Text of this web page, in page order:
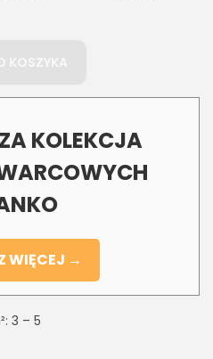
KOLEKCJA
WIĘCEJ →
3 – 5